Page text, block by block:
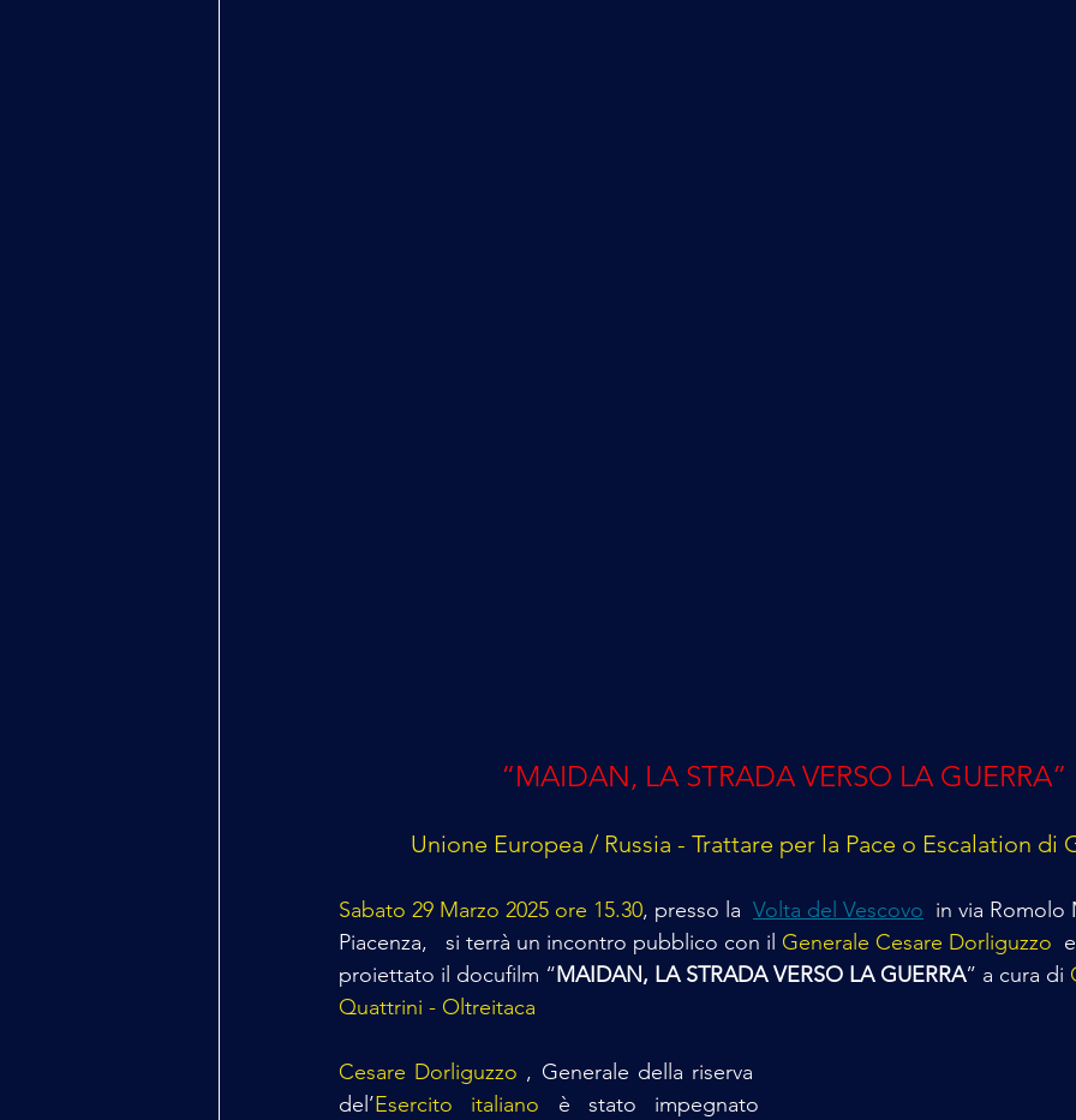
“MAIDAN, LA STRADA VERSO LA GUERRA”
Unione Europea / Russia - Trattare per la Pace o Escalation di
Sabato 29 Marzo 2025 ore 15.30, presso la Volta del Vescovo in via Romolo
Piacenza,   si terrà un incontro pubblico con il Generale Cesare Dorliguzzo
proiettato il docufilm “MAIDAN, LA STRADA VERSO LA GUERRA” a cura di
Quattrini - Oltreitaca
Cesare Dorliguzzo , Generale della riserva
del’Esercito italiano è stato impegnato